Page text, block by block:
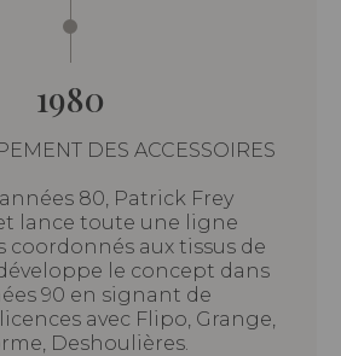
1980
DES ACCESSOIRES
80, Patrick Frey
lance toute une ligne
coordonnés aux tissus de
le concept dans
90 en signant de
avec Flipo, Grange,
Deshoulières.